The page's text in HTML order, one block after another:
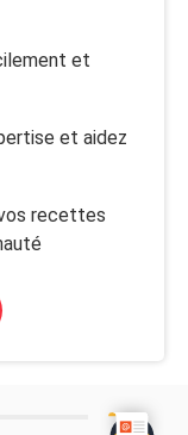
et
et aidez
recettes